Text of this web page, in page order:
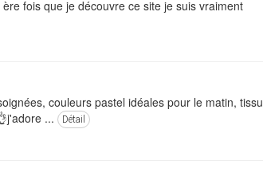
ère fois que je découvre ce site je suis vraiment
couleurs pastel idéales pour le matin, tissu
...
Détail